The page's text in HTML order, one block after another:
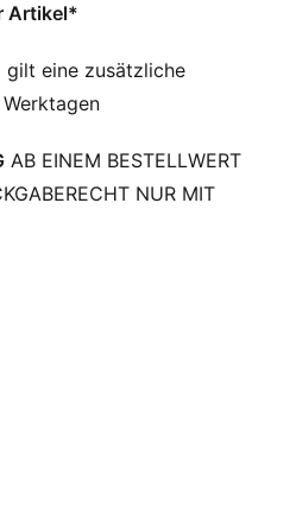
Jahren
Artikel*
gilt eine zusätzliche
AB EINEM BESTELLWERT
NUR MIT